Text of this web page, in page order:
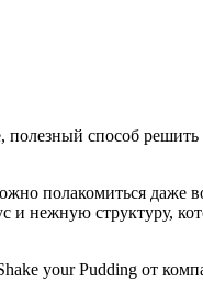
способ решить
полакомиться даже
и нежную структуру,
your Pudding от